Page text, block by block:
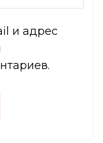
и адрес